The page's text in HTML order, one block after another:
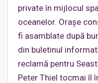
private în mijlocul
oceanelor. Orașe
fi asamblate după
din buletinul
reclamă pentru
Peter Thiel tocmai îl